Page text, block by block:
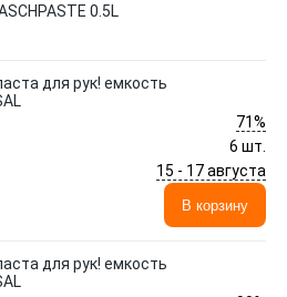
0.5L
для рук! емкость
71%
6 шт.
15 - 17 августа
В корзину
для рук! емкость